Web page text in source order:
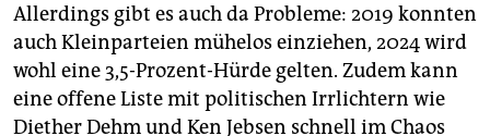
Allerdings gibt es auch da Probleme: 2019 konnten
auch Kleinparteien mühelos einziehen, 2024 wird
wohl eine 3,5-Prozent-Hürde gelten. Zudem kann
eine offene Liste mit politischen Irrlichtern wie
Diether Dehm und Ken Jebsen schnell im Chaos